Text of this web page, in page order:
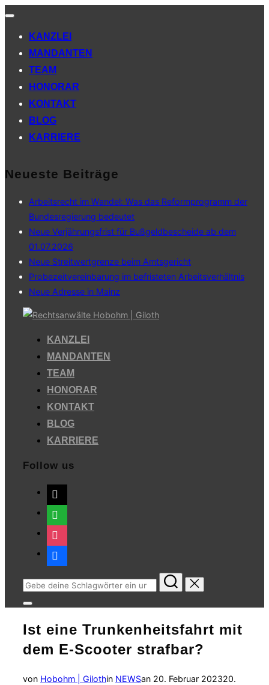
Navigation
KANZLEI
MANDANTEN
TEAM
HONORAR
KONTAKT
BLOG
KARRIERE
Neueste Beiträge
Arbeitsrecht im Wandel: Was das Reformprogramm der
Bundesregierung bedeutet
Neue Verjährungsfrist für Bußgeldbescheide ab dem
01.07.2026
Neue Streitwertgrenze beim Amtsgericht
Probezeitvereinbarung im befristeten Arbeitsverhältnis
Neue Adresse in Mainz
springen
KANZLEI
MANDANTEN
TEAM
HONORAR
KONTAKT
BLOG
KARRIERE
Follow us
mail
whatsapp
instagram
facebook
Suchen
nach:
Seitenleiste
Navigation
umschalten
Ist eine Trunkenheitsfahrt mit
dem E-Scooter strafbar?
von Hobohm | Gilothin NEWSan Veröffentlicht
20. Februar 202320.